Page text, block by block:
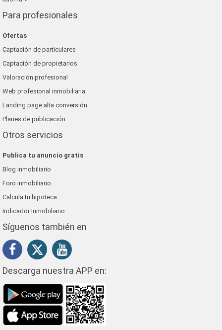
Para profesionales
Ofertas
Captación de particulares
Captación de propietarios
Valoración profesional
Web profesional inmobiliaria
Landing page alta conversión
Planes de publicación
Otros servicios
Publica tu anuncio gratis
Blog inmobiliario
Foro inmobiliario
Calcula tu hipoteca
Indicador Inmobiliario
Síguenos también en
Descarga nuestra APP en: